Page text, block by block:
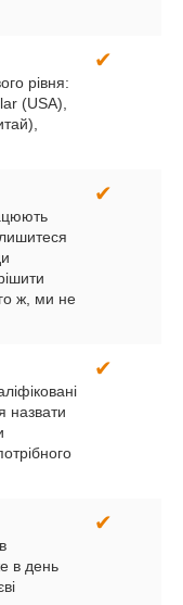
рівня:
(USA),
✔
ж, ми не
✔
назвати
✔
в день
✔